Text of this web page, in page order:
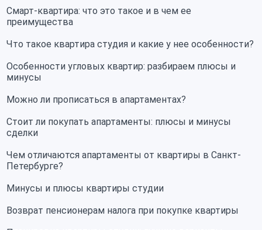
Смарт-квартира: что это такое и в чем ее
преимущества
Что такое квартира студия и какие у нее особенности?
Особенности угловых квартир: разбираем плюсы и
минусы
Можно ли прописаться в апартаментах?
Стоит ли покупать апартаменты: плюсы и минусы
сделки
Чем отличаются апартаменты от квартиры в Санкт-
Петербурге?
Минусы и плюсы квартиры студии
Возврат пенсионерам налога при покупке квартиры